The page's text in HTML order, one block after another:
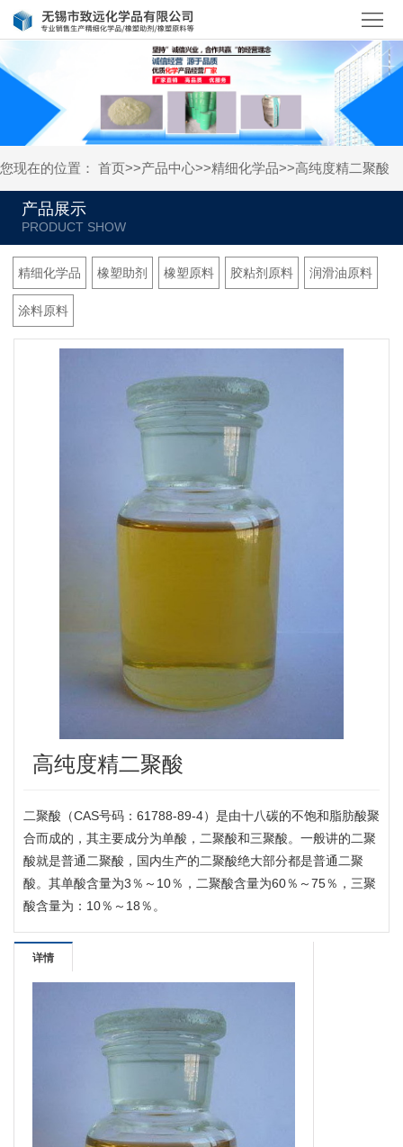
首
页
关
我
品
新
您现在的位置： 首页>>产品中心>>精细化学品>>高纯度精二聚酸
产品展示
精细化学品 橡塑助剂 橡塑原料 胶粘剂原料 润滑油原料
涂料原料
高纯度精二聚酸
二聚酸（CAS号码：61788-89-4）是由十八碳的不饱和脂肪酸聚
合而成的，其主要成分为单酸，二聚酸和三聚酸。一般讲的二聚
酸就是普通二聚酸，国内生产的二聚酸绝大部分都是普通二聚
酸。其单酸含量为3％～10％，二聚酸含量为60％～75％，三聚
酸含量为：10％～18％。
详情